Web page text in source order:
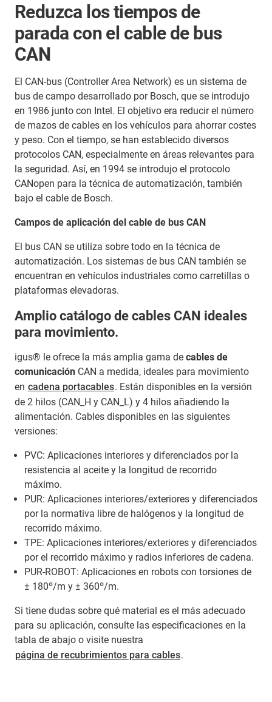
Reduzca los tiempos de
parada con el cable de bus
CAN
El CAN-bus (Controller Area Network) es un sistema de
bus de campo desarrollado por Bosch, que se introdujo
en 1986 junto con Intel. El objetivo era reducir el número
de mazos de cables en los vehículos para ahorrar costes
y peso. Con el tiempo, se han establecido diversos
protocolos CAN, especialmente en áreas relevantes para
la seguridad. Así, en 1994 se introdujo el protocolo
CANopen para la técnica de automatización, también
bajo el cable de Bosch.
Campos de aplicación del cable de bus CAN
El bus CAN se utiliza sobre todo en la técnica de
automatización. Los sistemas de bus CAN también se
encuentran en vehículos industriales como carretillas o
plataformas elevadoras.
Amplio catálogo de cables CAN ideales
para movimiento.
igus® le ofrece la más amplia gama de cables de
comunicación CAN a medida, ideales para movimiento
en cadena portacables. Están disponibles en la versión
de 2 hilos (CAN_H y CAN_L) y 4 hilos añadiendo la
alimentación. Cables disponibles en las siguientes
versiones:
PVC: Aplicaciones interiores y diferenciados por la
resistencia al aceite y la longitud de recorrido
máximo.
PUR: Aplicaciones interiores/exteriores y diferenciados
por la normativa libre de halógenos y la longitud de
recorrido máximo.
TPE: Aplicaciones interiores/exteriores y diferenciados
por el recorrido máximo y radios inferiores de cadena.
PUR-ROBOT: Aplicaciones en robots con torsiones de
± 180º/m y ± 360º/m.
Si tiene dudas sobre qué material es el más adecuado
para su aplicación, consulte las especificaciones en la
tabla de abajo o visite nuestra
página de recubrimientos para cables.